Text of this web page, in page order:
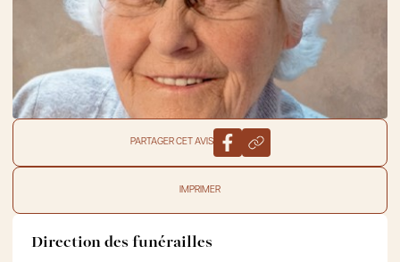
PARTAGER CET AVIS
IMPRIMER
Direction des funérailles